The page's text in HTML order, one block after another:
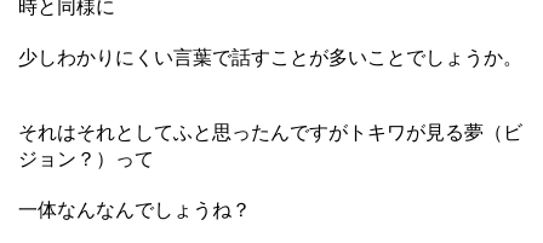
時と同様に
少しわかりにくい言葉で話すことが多いことでしょうか。
それはそれとしてふと思ったんですがトキワが見る夢（ビ
ジョン？）って
一体なんなんでしょうね？